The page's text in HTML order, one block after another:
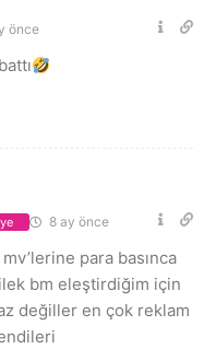
önce
8 ay önce
para basınca
bm eleştirdiğim için
değiller en çok reklam